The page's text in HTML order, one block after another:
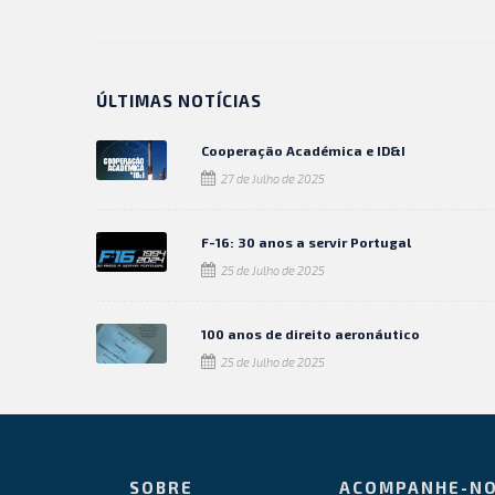
ÚLTIMAS NOTÍCIAS
Cooperação Académica e ID&I
27 de Julho de 2025
F-16: 30 anos a servir Portugal
25 de Julho de 2025
100 anos de direito aeronáutico
25 de Julho de 2025
SOBRE ACOMPANHE-